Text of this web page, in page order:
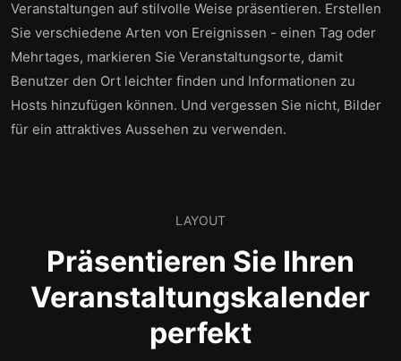
Veranstaltungen auf stilvolle Weise präsentieren. Erstellen
Sie verschiedene Arten von Ereignissen - einen Tag oder
Mehrtages, markieren Sie Veranstaltungsorte, damit
Benutzer den Ort leichter finden und Informationen zu
Hosts hinzufügen können. Und vergessen Sie nicht, Bilder
für ein attraktives Aussehen zu verwenden.
LAYOUT
Präsentieren Sie Ihren
Veranstaltungskalender
perfekt